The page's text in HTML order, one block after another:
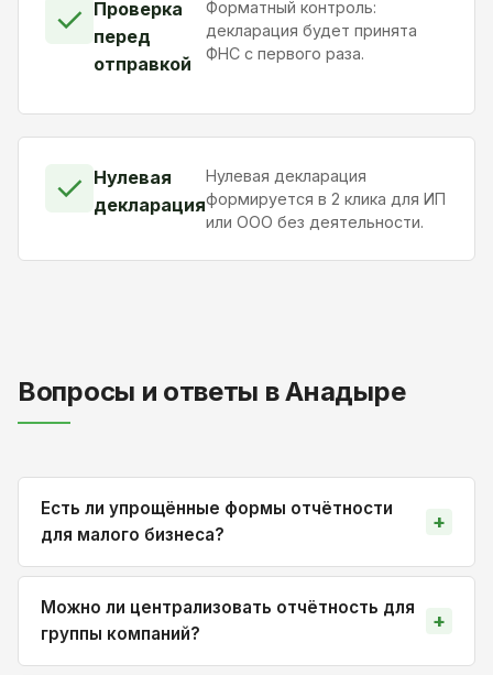
✓ Проверка
перед
отправкой
Форматный контроль:
декларация будет принята
ФНС с первого раза.
✓ Нулевая
декларация
Нулевая декларация
формируется в 2 клика для ИП
или ООО без деятельности.
Вопросы и ответы в Анадыре
Есть ли упрощённые формы отчётности
для малого бизнеса?
Можно ли централизовать отчётность для
группы компаний?